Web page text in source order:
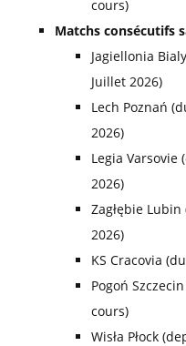
cours)
Matchs consécutifs
Jagiellonia
Juillet 2026)
Lech Poznań
2026)
Legia Varsovie
2026)
Zagłębie
2026)
KS Cracovia
Pogoń
cours)
Wisła Płock